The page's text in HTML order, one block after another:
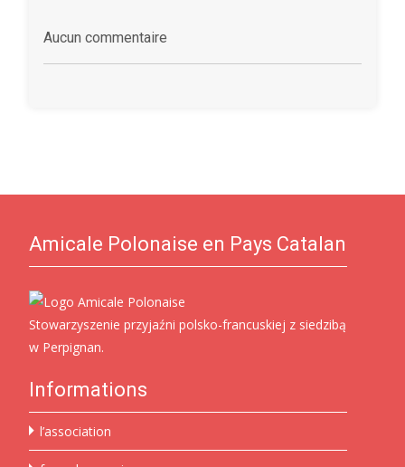
Aucun commentaire
Amicale Polonaise en Pays Catalan
Stowarzyszenie przyjaźni polsko-francuskiej z siedzibą
w Perpignan.
Informations
l’association